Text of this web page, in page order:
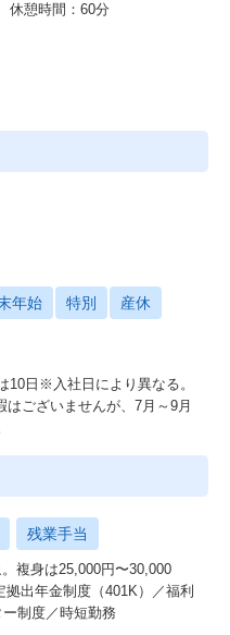
休憩時間：60分
年始 特別 産休
10日※入社日により異なる。
ございませんが、7月～9月
残業手当
複身は25,000円〜30,000
出年金制度（401K）／福利
制度／時短勤務